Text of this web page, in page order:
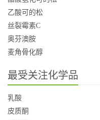
乙酸可的松
丝裂霉素C
奥芬澳胺
麦角骨化醇
最受关注化学品
乳酸
皮质酮